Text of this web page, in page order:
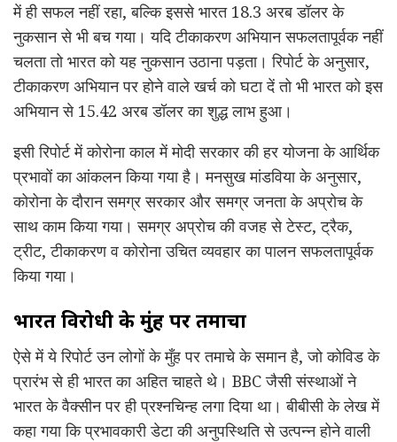
में ही सफल नहीं रहा, बल्कि इससे भारत 18.3 अरब डॉलर के
नुकसान से भी बच गया। यदि टीकाकरण अभियान सफलतापूर्वक नहीं
चलता तो भारत को यह नुकसान उठाना पड़ता। रिपोर्ट के अनुसार,
टीकाकरण अभियान पर होने वाले खर्च को घटा दें तो भी भारत को इस
अभियान से 15.42 अरब डॉलर का शुद्ध लाभ हुआ।
इसी रिपोर्ट में कोरोना काल में मोदी सरकार की हर योजना के आर्थिक
प्रभावों का आंकलन किया गया है। मनसुख मांडविया के अनुसार,
कोरोना के दौरान समग्र सरकार और समग्र जनता के अप्रोच के
साथ काम किया गया। समग्र अप्रोच की वजह से टेस्ट, ट्रैक,
ट्रीट, टीकाकरण व कोरोना उचित व्यवहार का पालन सफलतापूर्वक
किया गया।
भारत विरोधी के मुंह पर तमाचा
ऐसे में ये रिपोर्ट उन लोगों के मुँह पर तमाचे के समान है, जो कोविड के
प्रारंभ से ही भारत का अहित चाहते थे। BBC जैसी संस्थाओं ने
भारत के वैक्सीन पर ही प्रश्नचिन्ह लगा दिया था। बीबीसी के लेख में
कहा गया कि प्रभावकारी डेटा की अनुपस्थिति से उत्पन्न होने वाली